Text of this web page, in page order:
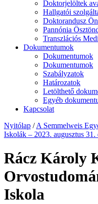
Doktorjelöltek
Hallgatói
Doktorandusz
Pannónia
Transzlációs
Dokumentumok
Dokumentumok
Dokumentumok
Szabályzatok
Határozatok
Letölthető
Egyéb
Kapcsolat
Nyitólap / A Semmelweis
Iskolák – 2023. augusztus 31.
Rácz Károly
Iskola